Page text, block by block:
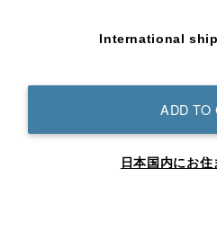
International
ADD TO
日本国内にお